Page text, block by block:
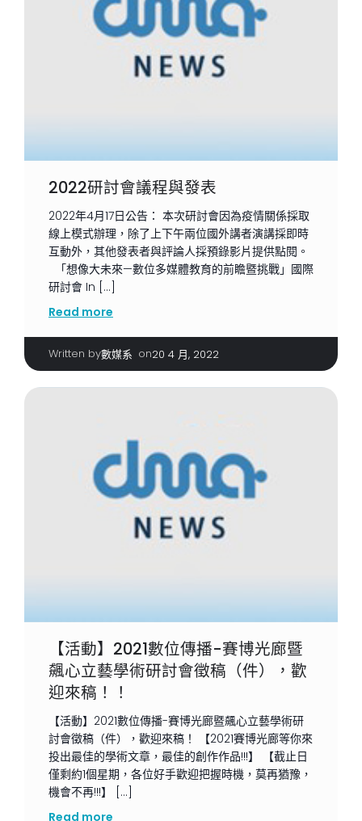
2022研討會議程與發表
2022年4月17日公告： 本次研討會因為疫情關係採取
線上模式辦理，除了上下午兩位國外講者演講採即時
互動外，其他發表者與評論人採預錄影片提供點閱。
「想像大未來—數位多媒體教育的前瞻暨挑戰」國際
研討會 In […]
Read more
Written by數媒系 on20 4 月, 2022
【活動】2021數位傳播-賽博光廊暨
飆心立藝學術研討會徵稿（件），歡
迎來稿！！
【活動】2021數位傳播-賽博光廊暨飆心立藝學術研
討會徵稿（件），歡迎來稿！ 【2021賽博光廊等你來
投出最佳的學術文章，最佳的創作作品!!!】 【截止日
僅剩約1個星期，各位好手歡迎把握時機，莫再猶豫，
機會不再!!!】 […]
Read more